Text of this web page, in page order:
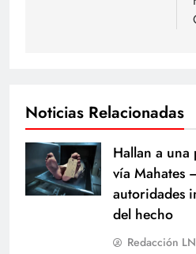
Noticias Relacionadas
Hallan a una
vía Mahates
autoridades
del hecho
Redacción